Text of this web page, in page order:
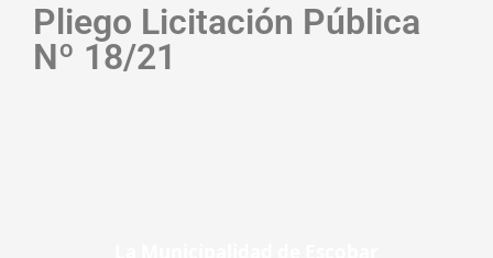
Pliego Licitación Pública
Nº 18/21